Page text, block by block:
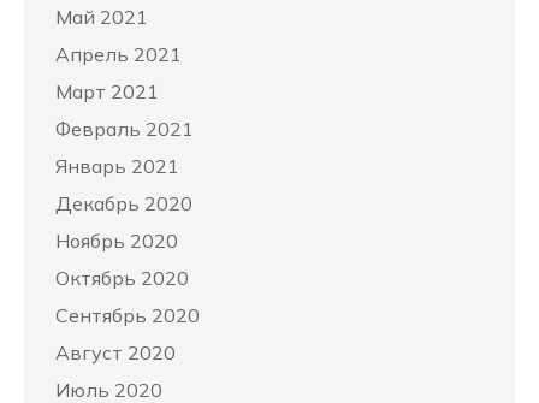
Май 2021
Апрель 2021
Март 2021
Февраль 2021
Январь 2021
Декабрь 2020
Ноябрь 2020
Октябрь 2020
Сентябрь 2020
Август 2020
Июль 2020